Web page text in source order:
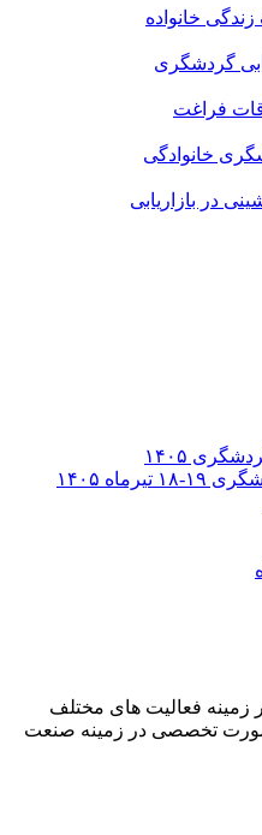
خانواده
گردشگری
فراغت
خانوادگی
در بازاریابی
۱۴۰۵
زمینه فعالیت های مختلف
تخصصی در زمینه صنعت